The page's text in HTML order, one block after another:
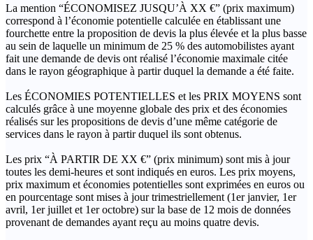
La mention “ÉCONOMISEZ JUSQU’À XX €” (prix maximum)
correspond à l’économie potentielle calculée en établissant une
fourchette entre la proposition de devis la plus élevée et la plus basse
au sein de laquelle un minimum de 25 % des automobilistes ayant
fait une demande de devis ont réalisé l’économie maximale citée
dans le rayon géographique à partir duquel la demande a été faite.
Les ÉCONOMIES POTENTIELLES et les PRIX MOYENS sont
calculés grâce à une moyenne globale des prix et des économies
réalisés sur les propositions de devis d’une même catégorie de
services dans le rayon à partir duquel ils sont obtenus.
Les prix “À PARTIR DE XX €” (prix minimum) sont mis à jour
toutes les demi-heures et sont indiqués en euros. Les prix moyens,
prix maximum et économies potentielles sont exprimées en euros ou
en pourcentage sont mises à jour trimestriellement (1er janvier, 1er
avril, 1er juillet et 1er octobre) sur la base de 12 mois de données
provenant de demandes ayant reçu au moins quatre devis.